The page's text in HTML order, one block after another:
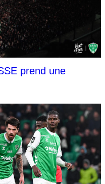
prend une